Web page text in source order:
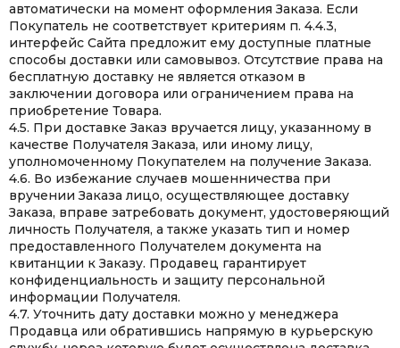
автоматически на момент оформления Заказа. Если
Покупатель не соответствует критериям п. 4.4.3,
интерфейс Сайта предложит ему доступные платные
способы доставки или самовывоз. Отсутствие права на
бесплатную доставку не является отказом в
заключении договора или ограничением права на
приобретение Товара.
4.5. При доставке Заказ вручается лицу, указанному в
качестве Получателя Заказа, или иному лицу,
уполномоченному Покупателем на получение Заказа.
4.6. Во избежание случаев мошенничества при
вручении Заказа лицо, осуществляющее доставку
Заказа, вправе затребовать документ, удостоверяющий
личность Получателя, а также указать тип и номер
предоставленного Получателем документа на
квитанции к Заказу. Продавец гарантирует
конфиденциальность и защиту персональной
информации Получателя.
4.7. Уточнить дату доставки можно у менеджера
Продавца или обратившись напрямую в курьерскую